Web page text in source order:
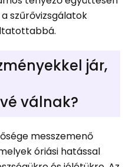
szűrővizsgálatok
jár,
válnak?
messzemenő
óriási hatással